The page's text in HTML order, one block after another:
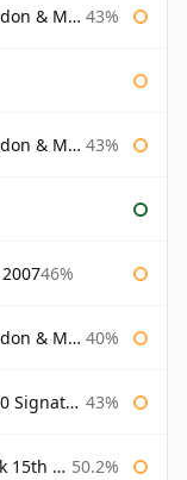
Macphail 43%
Macphail 43%
46%
Macphail 40%
43%
Laing 50.2%